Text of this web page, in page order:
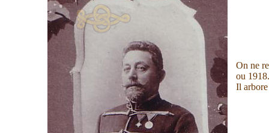
On ne
ou 1918.
Il